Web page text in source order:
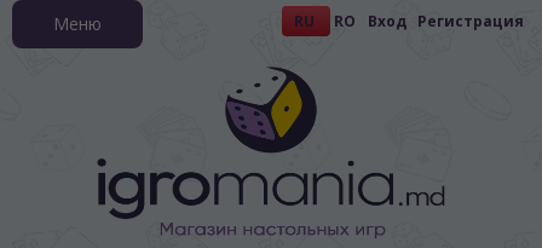
RU RO Вход Регистрация
Меню